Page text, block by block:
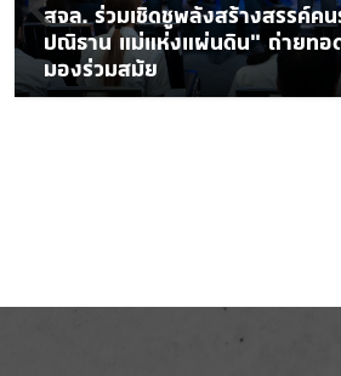
สจล. ร่วมเชิดชูพลังสร้างสรรค์ค
ปณิธาน แม่แห่งแผ่นดิน” ถ่ายทอ
มองร่วมสมัย